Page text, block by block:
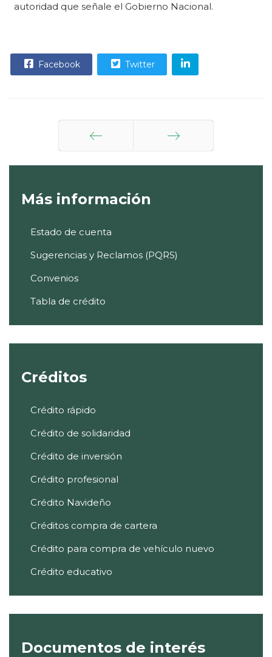
autoridad que señale el Gobierno Nacional.
Facebook Twitter
Anterior Siguiente
Más información
Estado de cuenta
Sugerencias y Reclamos (PQRS)
Convenios
Tabla de crédito
Créditos
Crédito rápido
Crédito de solidaridad
Crédito de inversión
Crédito profesional
Crédito Navideño
Créditos compra de cartera
Crédito para compra de vehículo nuevo
Crédito educativo
Documentos de interés